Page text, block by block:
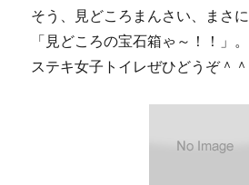
そう、見どころまんさい、まさに
「見どころの宝石箱ゃ～！！」。
ステキ女子トイレぜひどうぞ＾＾